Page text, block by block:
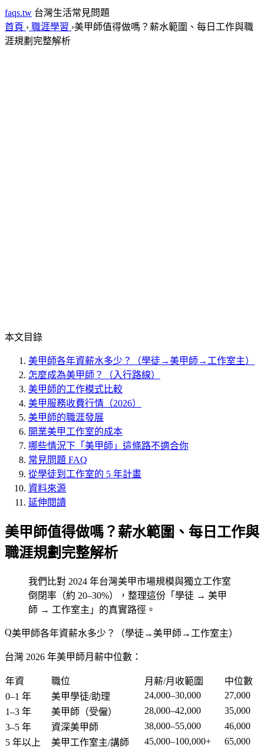
faqs.tw 台灣生活常見問題
首頁 › 職涯學習 ›美甲師值得做嗎？薪水範圍、每日工作與職
涯規劃完整解析
本文目錄
美甲師各年資薪水多少？（學徒→美甲師→工作室主）
怎麼成為美甲師？（入行路線）
美甲師的工作模式比較
美甲服務收費行情（2026）
美甲師的職涯發展
開業美甲工作室的成本
哪些情況下「美甲師」這條路不適合你
常見問題 FAQ
從學徒到工作室的 5 年計畫
資料來源
延伸閱讀
美甲師值得做嗎？薪水範圍、每日工作與
職涯規劃完整解析
我們比對 2024 年台灣美甲市場規模與獨立工作室
倒閉率（約 20–30%），整理這份「學徒 → 美甲
師 → 工作室主」的真實路徑。
美甲師各年資薪水多少？（學徒→美甲師→工作室主）
台灣 2026 年美甲師月薪中位數：
年資 職位 月薪/月收範圍
中位數
0–1 年
美甲學徒/助理 24,000–30,000
27,000
1–3 年
美甲師（受僱） 28,000–42,000
35,000
3–5 年
資深美甲師 38,000–55,000
46,000
5 年以上
美甲工作室主/講師 45,000–100,000+
65,000